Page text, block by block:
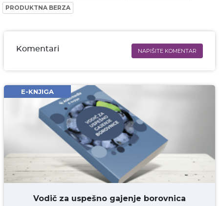
PRODUKTNA BERZA
Komentari NAPIŠITE KOMENTAR
Email* obavezno
Komentar* obavezno
DODAJ KOMENTAR
E-KNJIGA
Vodič za uspešno gajenje borovnica